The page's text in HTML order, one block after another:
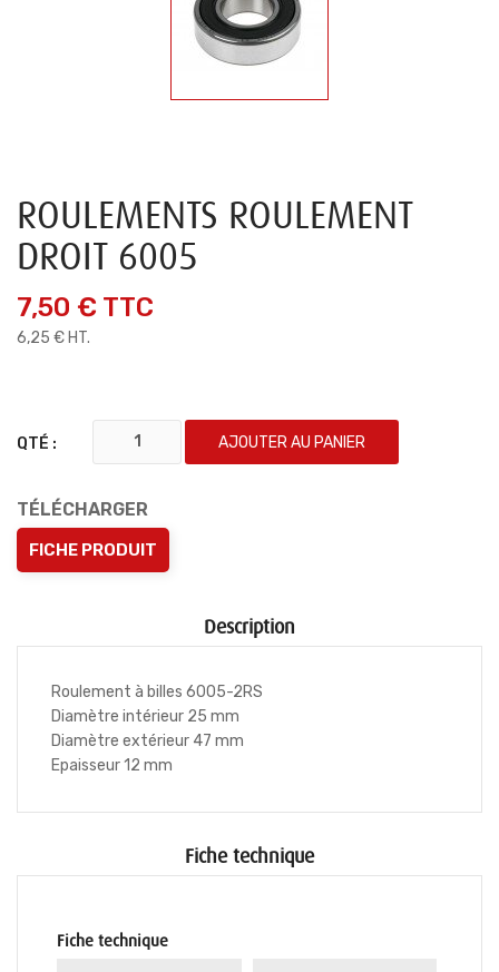
ROULEMENTS ROULEMENT
DROIT 6005
7,50 € TTC
6,25 € HT.
QTÉ : AJOUTER AU PANIER
TÉLÉCHARGER
FICHE PRODUIT
Description
Roulement à billes 6005-2RS
Diamètre intérieur 25 mm
Diamètre extérieur 47 mm
Epaisseur 12 mm
Fiche technique
Fiche technique